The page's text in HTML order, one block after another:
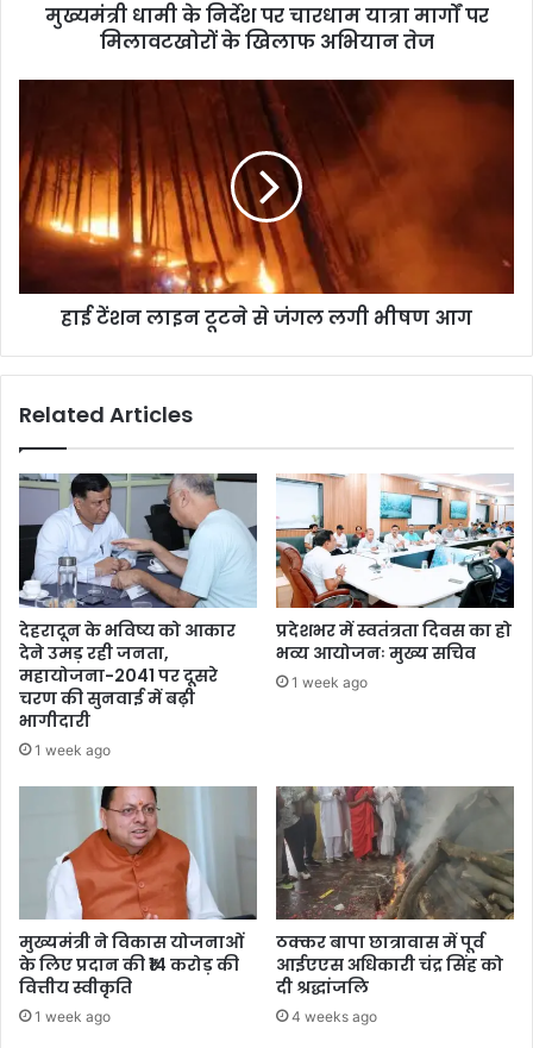
मुख्यमंत्री धामी के निर्देश पर चारधाम यात्रा मार्गों पर
मिलावटखोरों के खिलाफ अभियान तेज
हाई टेंशन लाइन टूटने से जंगल लगी भीषण आग
Related Articles
देहरादून के भविष्य को आकार
देने उमड़ रही जनता,
महायोजना-2041 पर दूसरे
चरण की सुनवाई में बढ़ी
भागीदारी
1 week ago
प्रदेशभर में स्वतंत्रता दिवस का हो
भव्य आयोजनः मुख्य सचिव
1 week ago
मुख्यमंत्री ने विकास योजनाओं
के लिए प्रदान की ₹14 करोड़ की
वित्तीय स्वीकृति
1 week ago
ठक्कर बापा छात्रावास में पूर्व
आईएएस अधिकारी चंद्र सिंह को
दी श्रद्धांजलि
4 weeks ago